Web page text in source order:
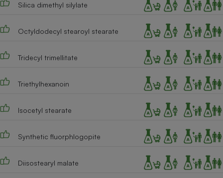
Silica dimethyl silylate
Octyldodecyl stearoyl stearate
Tridecyl trimellitate
Triethylhexanoin
Isocetyl stearate
Synthetic fluorphlogopite
Diisostearyl malate
Ventilateur
Cafetière à expressos